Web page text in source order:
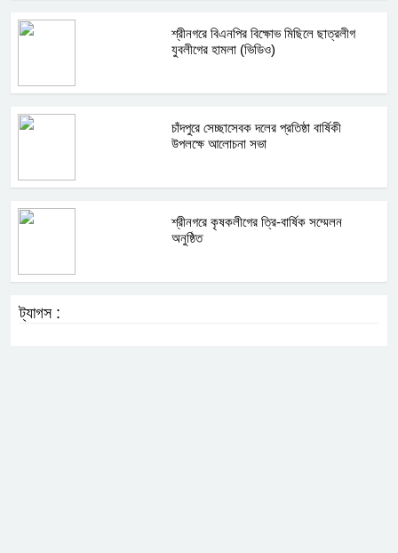
শ্রীনগরে বিএনপির বিক্ষোভ মিছিলে ছাত্রলীগ
যুবলীগের হামলা (ভিডিও)
চাঁদপুরে সেচ্ছাসেবক দলের প্রতিষ্ঠা বার্ষিকী
উপলক্ষে আলোচনা সভা
শ্রীনগরে কৃষকলীগের ত্রি-বার্ষিক সম্মেলন
অনুষ্ঠিত
ট্যাগস :